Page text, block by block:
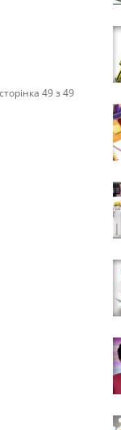
сторінка 49 з 49